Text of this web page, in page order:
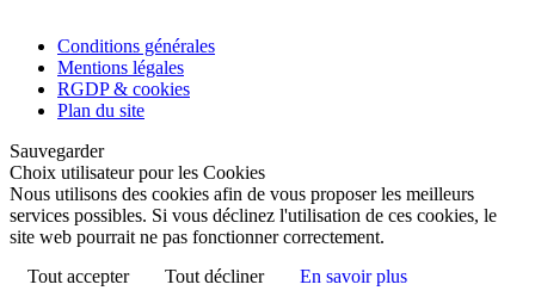
Conditions générales
Mentions légales
RGDP & cookies
Plan du site
Sauvegarder
Choix utilisateur pour les Cookies
Nous utilisons des cookies afin de vous proposer les meilleurs
services possibles. Si vous déclinez l'utilisation de ces cookies, le
site web pourrait ne pas fonctionner correctement.
Tout accepter
Tout décliner
En savoir plus